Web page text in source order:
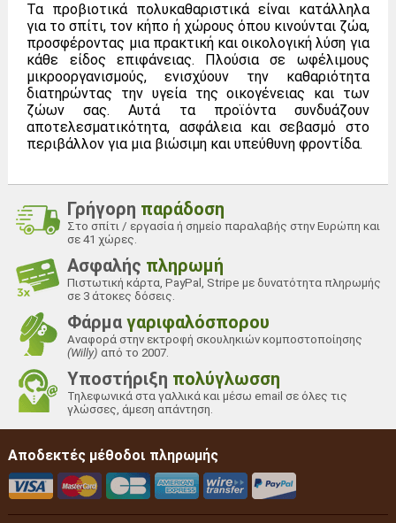
Τα προβιοτικά πολυκαθαριστικά είναι κατάλληλα
για το σπίτι, τον κήπο ή χώρους όπου κινούνται ζώα,
προσφέροντας μια πρακτική και οικολογική λύση για
κάθε είδος επιφάνειας. Πλούσια σε ωφέλιμους
μικροοργανισμούς, ενισχύουν την καθαριότητα
διατηρώντας την υγεία της οικογένειας και των
ζώων σας. Αυτά τα προϊόντα συνδυάζουν
αποτελεσματικότητα, ασφάλεια και σεβασμό στο
περιβάλλον για μια βιώσιμη και υπεύθυνη φροντίδα.
Γρήγορη παράδοση
Στο σπίτι / εργασία ή σημείο παραλαβής στην Ευρώπη και
σε 41 χώρες.
Ασφαλής πληρωμή
Πιστωτική κάρτα, PayPal, Stripe με δυνατότητα πληρωμής
σε 3 άτοκες δόσεις.
Φάρμαγαριφαλόσπορου
Αναφορά στην εκτροφή σκουληκιών κομποστοποίησης
(Willy) από το 2007.
Υποστήριξη πολύγλωσση
Τηλεφωνικά στα γαλλικά και μέσω email σε όλες τις
γλώσσες, άμεση απάντηση.
Αποδεκτές μέθοδοι πληρωμής